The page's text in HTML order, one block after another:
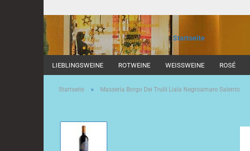
Startseite
LIEBLINGSWEINE ROTWEINE WEISSWEINE ROSÉ
Startseite » Masseria Borgo Dei Trulli Liala Negroamaro Salento